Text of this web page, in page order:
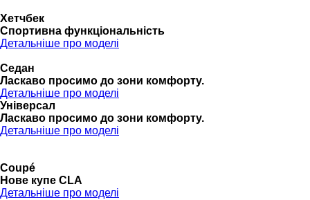
Хетчбек
Спортивна функціональність
Детальніше про моделі
Седан
Ласкаво просимо до зони комфорту.
Детальніше про моделі
Універсал
Ласкаво просимо до зони комфорту.
Детальніше про моделі
Coupé
Нове купе CLA
Детальніше про моделі